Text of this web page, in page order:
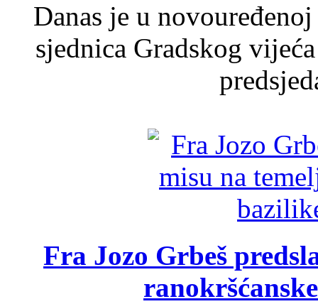
Danas je u
sjednica Gradskog
Fra Jozo Grbeš